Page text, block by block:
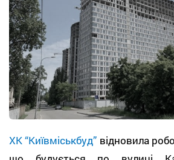
ХК “Київміськбуд” відновила